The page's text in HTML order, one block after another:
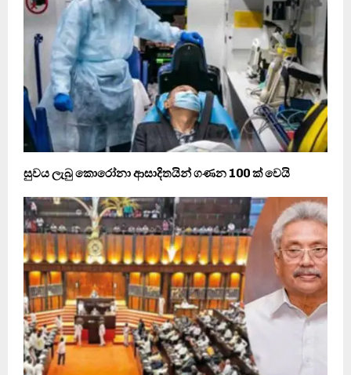
සුවය ලැබු කොරෝනා ආසාදිතයින් ගණන 100 ක් වෙයි